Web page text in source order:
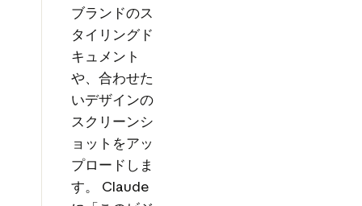
ブランドのス
タイリングド
キュメント
や、合わせた
いデザインの
スクリーンシ
ョットをアッ
プロードしま
す。 Claude